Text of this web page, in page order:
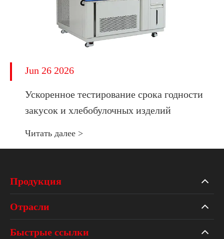
Jun 26 2026
Ускоренное тестирование срока годности
закусок и хлебобулочных изделий
Читать далее >
Продукция
Отрасли
Быстрые ссылки